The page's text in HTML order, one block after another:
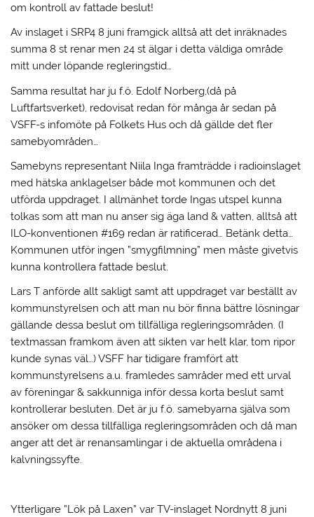
om kontroll av fattade beslut!
Av inslaget i SRP4 8 juni framgick alltså att det inräknades
summa 8 st renar men 24 st älgar i detta väldiga område
mitt under löpande regleringstid…
Samma resultat har ju f.ö. Edolf Norberg,(då på
Luftfartsverket), redovisat redan för många år sedan på
VSFF-s infomöte på Folkets Hus och då gällde det fler
samebyområden…
Samebyns representant Niila Inga framträdde i radioinslaget
med hätska anklagelser både mot kommunen och det
utförda uppdraget. I allmänhet torde Ingas utspel kunna
tolkas som att man nu anser sig äga land & vatten, alltså att
ILO-konventionen #169 redan är ratificerad… Betänk detta…
Kommunen utför ingen ”smygfilmning” men måste givetvis
kunna kontrollera fattade beslut.
Lars T anförde allt sakligt samt att uppdraget var beställt av
kommunstyrelsen och att man nu bör finna bättre lösningar
gällande dessa beslut om tillfälliga regleringsområden. (I
textmassan framkom även att sikten var helt klar, tom ripor
kunde synas väl…) VSFF har tidigare framfört att
kommunstyrelsens a.u. framledes samråder med ett urval
av föreningar & sakkunniga inför dessa korta beslut samt
kontrollerar besluten. Det är ju f.ö. samebyarna själva som
ansöker om dessa tillfälliga regleringsområden och då man
anger att det är renansamlingar i de aktuella områdena i
kalvningssyfte.
Ytterligare ”Lök på Laxen” var TV-inslaget Nordnytt 8 juni